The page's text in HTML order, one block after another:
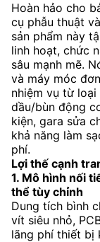
Hoàn hảo cho
cụ phẫu thuật
sản phẩm này
linh hoạt, chức
sâu mạnh mẽ.
và máy móc
nhiệm vụ từ
dầu/bùn động
kiện, gara sửa
khả năng làm
phí.
Lợi thế cạnh
1. Mô hình nối
thể tùy chỉnh
Dung tích bình
vít siêu nhỏ,
lãng phí thiết bị